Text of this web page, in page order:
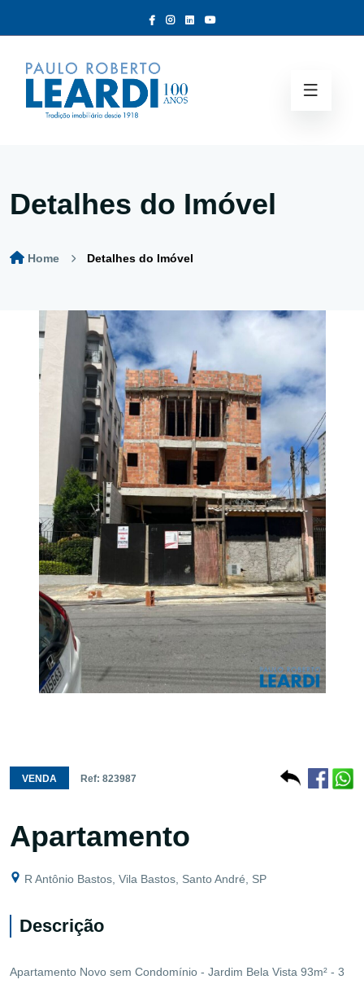
Detalhes do Imóvel
Home Detalhes do Imóvel
VENDA Ref: 823987
Apartamento
R Antônio Bastos, Vila Bastos, Santo André, SP
Descrição
Apartamento Novo sem Condomínio - Jardim Bela Vista 93m² - 3